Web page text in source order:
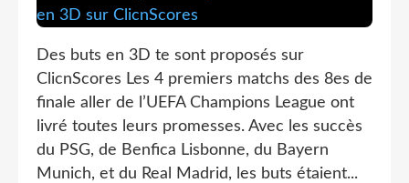
Des buts en 3D te sont proposés sur
ClicnScores Les 4 premiers matchs des 8es de
finale aller de l’UEFA Champions League ont
livré toutes leurs promesses. Avec les succès
du PSG, de Benfica Lisbonne, du Bayern
Munich, et du Real Madrid, les buts étaient...